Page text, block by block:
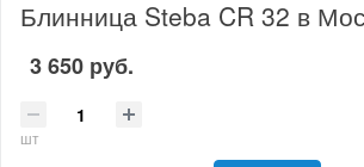
Блинница Steba CR 32 в
3 650 руб.
шт